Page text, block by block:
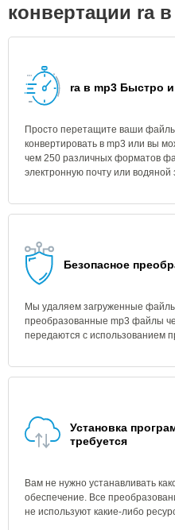
конвертации ra
ra в mp3 Быстро и
Просто перетащите ваши
конвертировать в mp3 или вы
чем 250 различных форматов
электронную почту или водяной
Безопасное
Мы удаляем загруженные
преобразованные mp3 файлы
передаются с использованием
Установка
требуется
Вам не нужно устанавливать
обеспечение. Все
не используют какие-либо